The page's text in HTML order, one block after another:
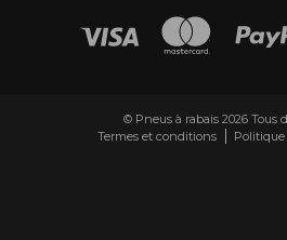
© Pneus à rabais 2026 Tous
Termes et conditions